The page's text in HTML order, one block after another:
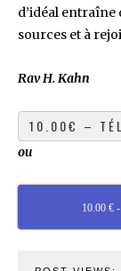
d’idéal
sources et à
Rav H. Kahn
ou
10.00 €